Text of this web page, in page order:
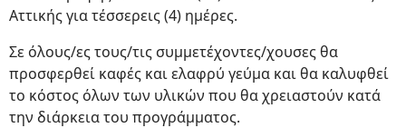
Αττικής για τέσσερεις (4) ημέρες.
Σε όλους/ες τους/τις συμμετέχοντες/χουσες θα
προσφερθεί καφές και ελαφρύ γεύμα και θα καλυφθεί
το κόστος όλων των υλικών που θα χρειαστούν κατά
την διάρκεια του προγράμματος.